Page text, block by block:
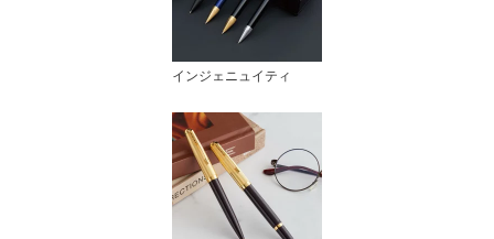
インジェニュイティ